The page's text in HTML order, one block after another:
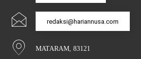
redaksi@hariannusa.com
MATARAM, 83121